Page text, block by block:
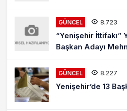
GÜNCEL 8.723
“Yenişehir İttifakı”
Başkan
GÜNCEL 8.227
Yenişehir’de 13